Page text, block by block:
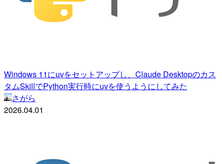
Windows 11にuvをセットアップし、Claude Desktopのカス
タムSkillでPython実行時にuvを使うようにしてみた
さがら
2026.04.01